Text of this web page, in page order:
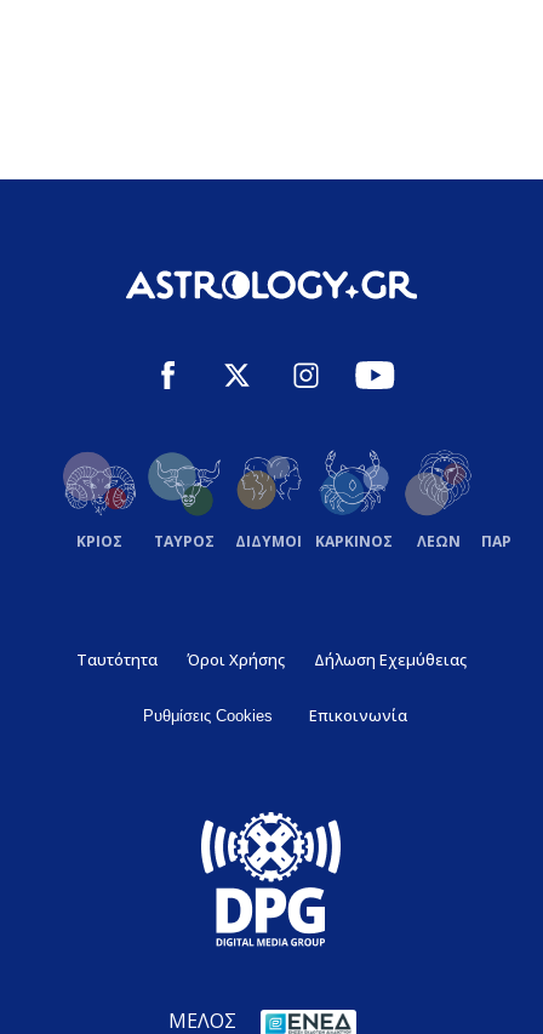
ΚΡΙΟΣ ΤΑΥΡΟΣ ΔΙΔΥΜΟΙ ΚΑΡΚΙΝΟΣ ΛΕΩΝ
Ταυτότητα Όροι Χρήσης Δήλωση Εχεμύθειας
Ρυθμίσεις Cookies Επικοινωνία
ΜΕΛΟΣ